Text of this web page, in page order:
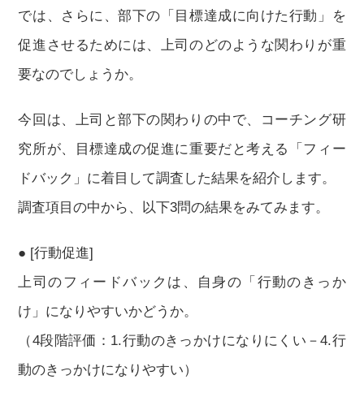
では、さらに、部下の「目標達成に向けた行動」を
促進させるためには、上司のどのような関わりが重
要なのでしょうか。
今回は、上司と部下の関わりの中で、コーチング研
究所が、目標達成の促進に重要だと考える「フィー
ドバック」に着目して調査した結果を紹介します。
調査項目の中から、以下3問の結果をみてみます。
● [行動促進]
上司のフィードバックは、自身の「行動のきっか
け」になりやすいかどうか。
（4段階評価：1.行動のきっかけになりにくい－4.行
動のきっかけになりやすい）